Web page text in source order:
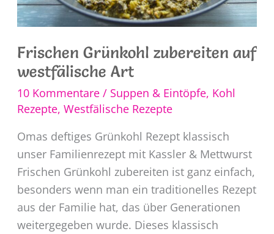
Frischen Grünkohl zubereiten auf
westfälische Art
10 Kommentare / Suppen & Eintöpfe, Kohl
Rezepte, Westfälische Rezepte
Omas deftiges Grünkohl Rezept klassisch
unser Familienrezept mit Kassler & Mettwurst
Frischen Grünkohl zubereiten ist ganz einfach,
besonders wenn man ein traditionelles Rezept
aus der Familie hat, das über Generationen
weitergegeben wurde. Dieses klassisch